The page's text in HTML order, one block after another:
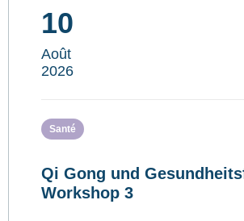
10
Août
2026
Santé
Qi Gong und
Workshop 3